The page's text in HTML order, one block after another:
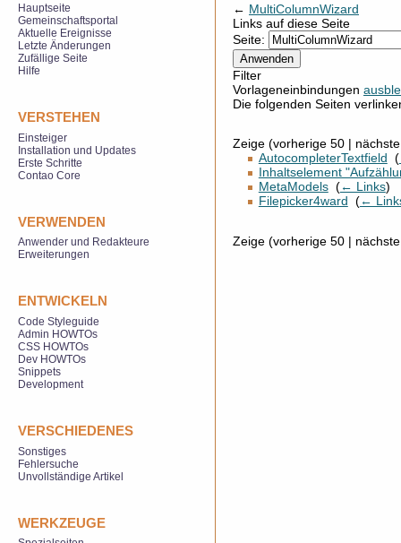
← MultiColumnWizard
Links auf diese Seite
Seite:
Filter
Vorlageneinbindungen
Die folgenden Seiten
Zeige (vorherige 50 |
AutocompleterTextfield (
Inhaltselement
MetaModels‎ (← Links)
Filepicker4ward (←
Zeige (vorherige 50 |
Hauptseite
Gemeinschaftsportal
Aktuelle Ereignisse
Letzte Änderungen
Zufällige Seite
Hilfe
VERSTEHEN
Einsteiger
Installation und Updates
Erste Schritte
Contao Core
VERWENDEN
Anwender und Redakteure
Erweiterungen
ENTWICKELN
Code Styleguide
Admin HOWTOs
CSS HOWTOs
Dev HOWTOs
Snippets
Development
VERSCHIEDENES
Sonstiges
Fehlersuche
Unvollständige Artikel
WERKZEUGE